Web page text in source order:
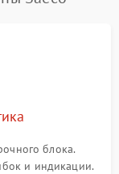
блока.
и индикации.